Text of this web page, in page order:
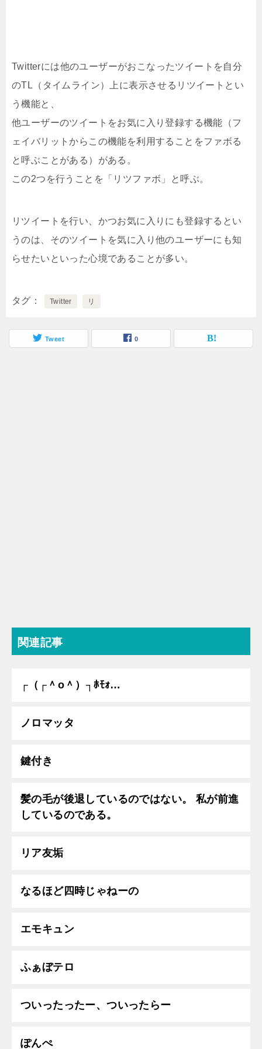
Twitterには他のユーザーがおこなったツイートを自分
のTL（タイムライン）上に表示させるリツイートとい
う機能と、
他ユーザーのツイートをお気に入り登録する機能（フ
ェイバリットからこの機能を利用することをファボる
と呼ぶことがある）がある。
この2つを行うことを「リツファボ」と呼ぶ。
リツイートを行い、かつお気に入りにも登録するとい
うのは、そのツイートを気に入り他のユーザーにも知
らせたいといった心境であることが多い。
タグ Twitter リ
Tweet 0
関連記事
┌（┌＾o＾）┐ﾎﾓｫ…
ノロマッタ
鍵付き
髪の毛が後退しているのではない。 私が前進
しているのである。
リア友垢
なるほど四時じゃねーの
エモキュン
ふぁぼテロ
ついったったー、ついったらー
ぽんぺ